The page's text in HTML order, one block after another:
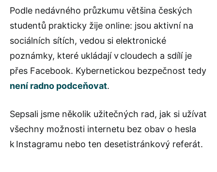
Podle nedávného průzkumu většina českých
studentů prakticky žije online: jsou aktivní na
sociálních sítích, vedou si elektronické
poznámky, které ukládají v cloudech a sdílí je
přes Facebook. Kybernetickou bezpečnost tedy
není radno podceňovat.
Sepsali jsme několik užitečných rad, jak si užívat
všechny možnosti internetu bez obav o hesla
k Instagramu nebo ten desetistránkový referát.